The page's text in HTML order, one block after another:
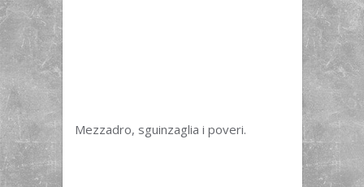
Mezzadro, sguinzaglia i poveri.